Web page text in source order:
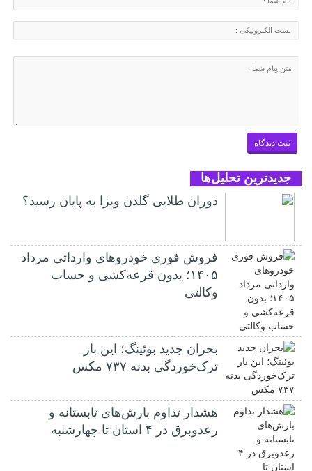
جدیدترین تحلیل‌ها
دوران طلایی گلدن ویزا به پایان رسید؟
فروش فوری خودروهای وارداتی مرداد
۱۴۰۵؛ بدون قرعه‌کشی و حساب
وکالتی
بحران جدید بوئینگ؛ این بار
ترک‌خوردگی بدنه ۷۳۷ مکس
هشدار تداوم بارش‌های تابستانه و
رعدوبرق در ۴ استان تا چهارشنبه